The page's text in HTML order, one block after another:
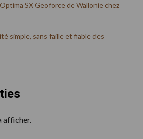
SX Geoforce de Wallonie chez
simple, sans faille et fiable des
afficher.